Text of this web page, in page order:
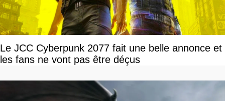
Le JCC Cyberpunk 2077 fait une belle annonce et
les fans ne vont pas être déçus